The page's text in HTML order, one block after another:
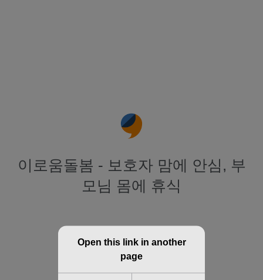
이로움돌봄 - 보호자 맘에 안심, 부
모님 몸에 휴식